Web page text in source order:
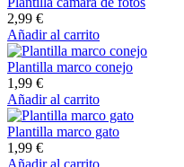
2,99 €
Añadir al carrito
Plantilla marco conejo
1,99 €
Añadir al carrito
Plantilla marco gato
1,99 €
Añadir al carrito